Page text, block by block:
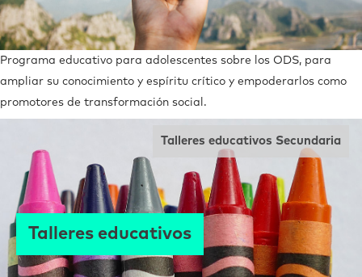
Programa educativo para adolescentes sobre los ODS, para
ampliar su conocimiento y espíritu crítico y empoderarlos como
promotores de transformación social.
Talleres educativos
Talleres educativos Secundaria